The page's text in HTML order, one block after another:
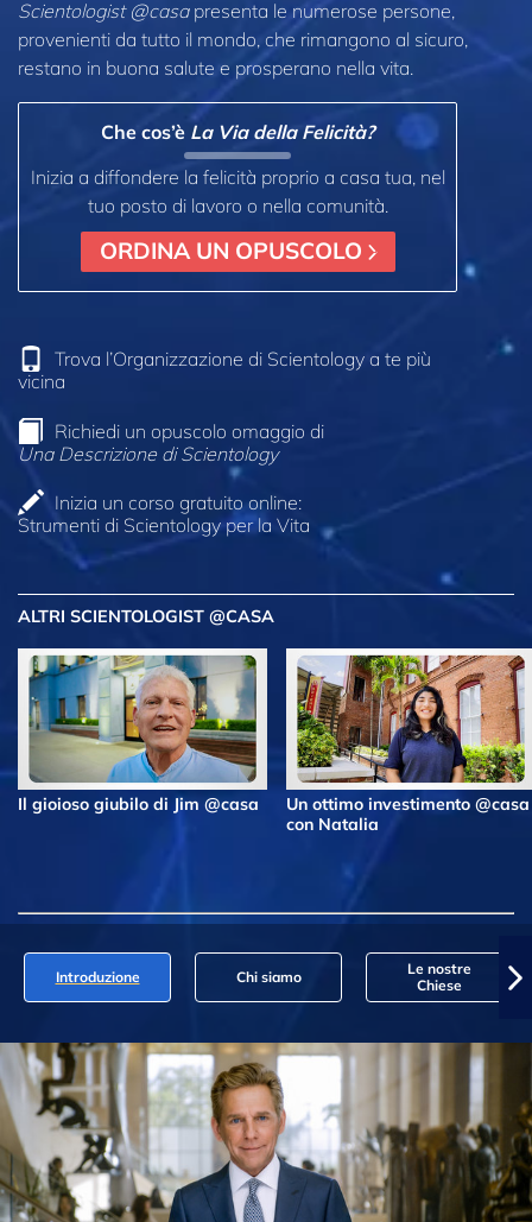
Scientologist @casapresenta le numerose persone,
provenienti da tutto il mondo, che rimangono al sicuro,
restano in buona salute e prosperano nella vita.
Che cos’è La Via della Felicità?
Inizia a diffondere la felicità proprio a casa tua, nel
tuo posto di lavoro o nella comunità.
ORDINA UN OPUSCOLO
Trova l’Organizzazione di Scientology a te più
vicina
Richiedi un opuscolo omaggio di
Una Descrizione di Scientology
Inizia un corso gratuito online:
Strumenti di Scientology per la Vita
ALTRI SCIENTOLOGIST @CASA
Il gioioso giubilo di Jim @casa
Un ottimo investimento @casa
con Natalia
Introduzione Chi siamo
Le nostre
Chiese